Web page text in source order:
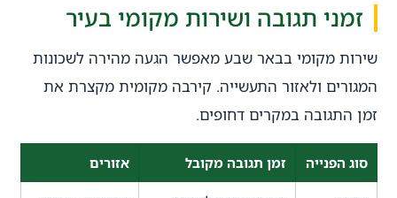
זמני תגובה ושירות מקומי בעיר
שירות מקומי בבאר שבע מאפשר הגעה מהירה לשכונות
המגורים ולאזור התעשייה. קירבה מקומית מקצרת את
זמן התגובה במקרים דחופים.
סוג הפנייה זמן תגובה מקובל אזורים